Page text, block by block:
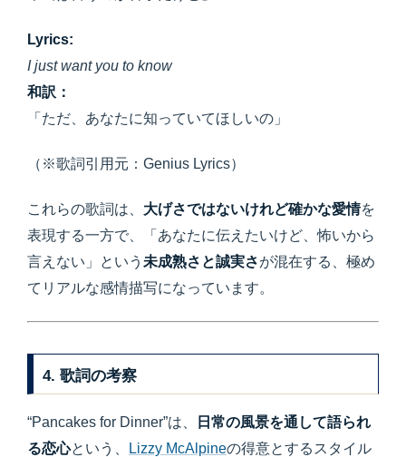
Lyrics:
I just want you to know
和訳：
「ただ、あなたに知っていてほしいの」
（※歌詞引用元：Genius Lyrics）
これらの歌詞は、 大げさではないけれど確かな愛情を
表現する一方で、「あなたに伝えたいけど、怖いから
言えない」という 未成熟さと誠実さが混在する、極め
てリアルな感情描写になっています。
4. 歌詞の考察
“Pancakes for Dinner”は、
日常の風景を通して語られ
る恋心という、 Lizzy McAlpineの得意とするスタイル